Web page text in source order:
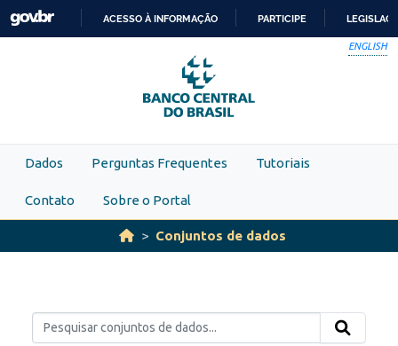
Skip to main content
PARA
O
CONTEÚDO
ACESSO À INFORMAÇÃO PARTICIPE
ENGLISH
Dados Perguntas Frequentes Tutoriais
Contato Sobre o Portal
Conjuntos de dados